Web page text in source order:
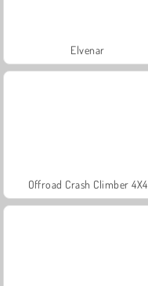
Elvenar
Offroad Crash Climber 4X4